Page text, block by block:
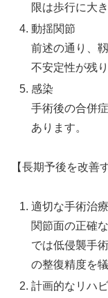
限は歩行に大
動揺関節
前述の通り、
不安定性が残り
感染
手術後の合併
あります。
【長期予後を改善
適切な手術治療
関節面の正確
では低侵襲手
の整復精度を
計画的なリハ